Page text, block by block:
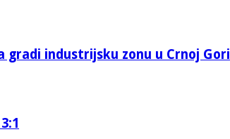
gradi industrijsku zonu u Crnoj Gori